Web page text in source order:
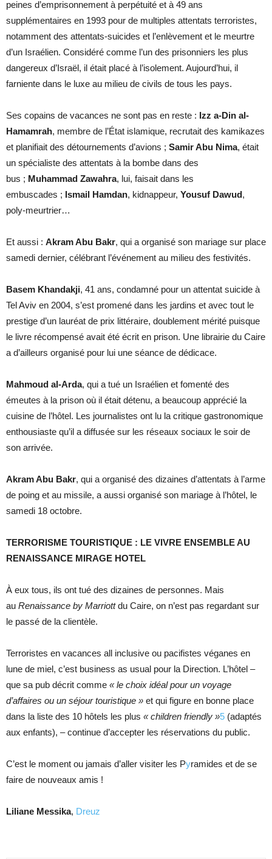
peines d’emprisonnement à perpétuité et à 49 ans
supplémentaires en 1993 pour de multiples attentats terroristes,
notamment des attentats-suicides et l’enlèvement et le meurtre
d’un Israélien. Considéré comme l’un des prisonniers les plus
dangereux d’Israël, il était placé à l’isolement. Aujourd’hui, il
farniente dans le luxe au milieu de civils de tous les pays.
Ses copains de vacances ne sont pas en reste : Izz a-Din al-
Hamamrah, membre de l’État islamique, recrutait des kamikazes
et planifiait des détournements d’avions ; Samir Abu Nima, était
un spécialiste des attentats à la bombe dans des
bus ; Muhammad Zawahra, lui, faisait dans les
embuscades ; Ismail Hamdan, kidnappeur, Yousuf Dawud,
poly-meurtrier…
Et aussi : Akram Abu Bakr, qui a organisé son mariage sur place
samedi dernier, célébrant l’événement au milieu des festivités.
Basem Khandakji, 41 ans, condamné pour un attentat suicide à
Tel Aviv en 2004, s’est promené dans les jardins et avec tout le
prestige d’un lauréat de prix littéraire, doublement mérité puisque
le livre récompensé avait été écrit en prison. Une librairie du Caire
a d’ailleurs organisé pour lui une séance de dédicace.
Mahmoud al-Arda, qui a tué un Israélien et fomenté des
émeutes à la prison où il était détenu, a beaucoup apprécié la
cuisine de l’hôtel. Les journalistes ont lu la critique gastronomique
enthousiaste qu’il a diffusée sur les réseaux sociaux le soir de
son arrivée.
Akram Abu Bakr, qui a organisé des dizaines d’attentats à l’arme
de poing et au missile, a aussi organisé son mariage à l’hôtel, le
samedi 18 octobre.
TERRORISME TOURISTIQUE : LE VIVRE ENSEMBLE AU
RENAISSANCE MIRAGE HOTEL
À eux tous, ils ont tué des dizaines de personnes. Mais
au Renaissance by Marriottdu Caire, on n’est pas regardant sur
le passé de la clientèle.
Terroristes en vacances all inclusive ou pacifistes véganes en
lune de miel, c’est business as usual pour la Direction. L’hôtel –
que sa pub décrit comme « le choix idéal pour un voyage
d’affaires ou un séjour touristique » et qui figure en bonne place
dans la liste des 10 hôtels les plus « children friendly »5 (adaptés
aux enfants), – continue d’accepter les réservations du public.
C’est le moment ou jamais d’aller visiter les Pyramides et de se
faire de nouveaux amis !
Liliane Messika, Dreuz